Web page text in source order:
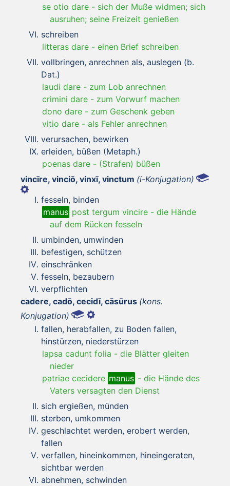
se otio dare - sich der Muße widmen; sich
ausruhen; seine Freizeit genießen
schreiben
litteras dare - einen Brief schreiben
vollbringen, anrechnen als, auslegen (b.
Dat.)
laudi dare - zum Lob anrechnen
crimini dare - zum Vorwurf machen
dono dare - zum Geschenk geben
vitio dare - als Fehler anrechnen
verursachen, bewirken
erleiden, büßen (Metaph.)
poenas dare - (Strafen) büßen
vincīre, vinciō, vinxī, vinctum (i-Konjugation)
fesseln, binden
manus post tergum vincire - die Hände
auf dem Rücken fesseln
umbinden, umwinden
befestigen, schützen
einschränken
fesseln, bezaubern
verpflichten
cadere, cadō, cecidī, cāsūrus (kons.
Konjugation)
fallen, herabfallen, zu Boden fallen,
hinstürzen, niederstürzen
lapsa cadunt folia - die Blätter gleiten
nieder
patriae cecidere manus - die Hände des
Vaters versagten den Dienst
sich ergießen, münden
sterben, umkommen
geschlachtet werden, erobert werden,
fallen
verfallen, hineinkommen, hineingeraten,
sichtbar werden
abnehmen, schwinden